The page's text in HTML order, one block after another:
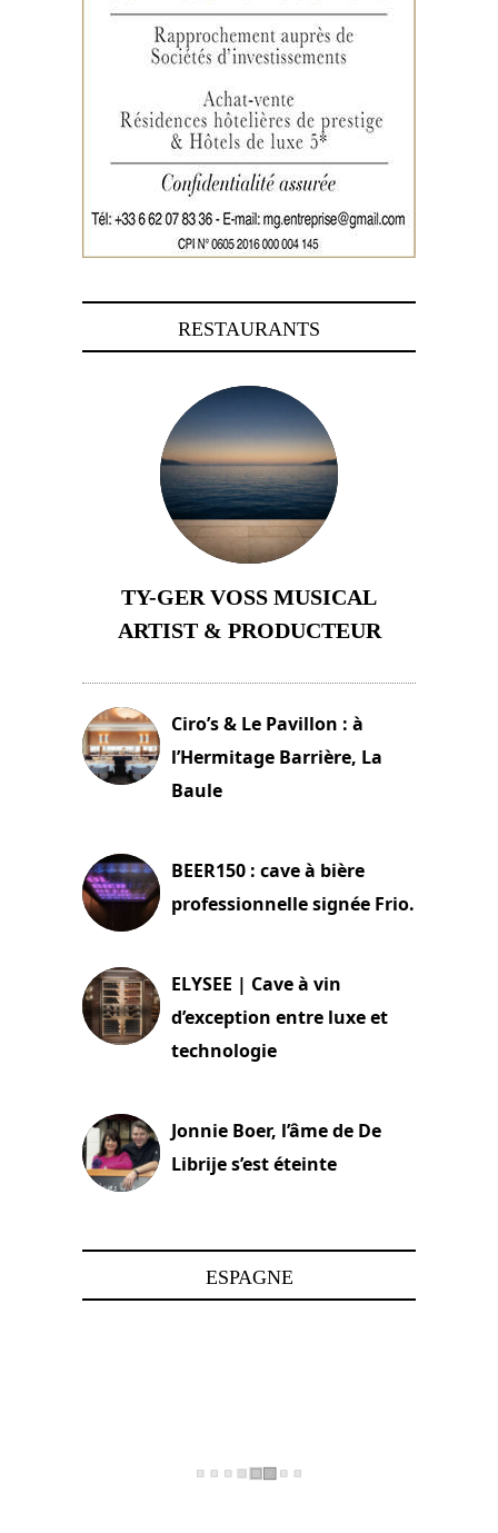
RESTAURANTS
TY-GER VOSS MUSICAL
ARTIST & PRODUCTEUR
Ciro’s & Le Pavillon : à
l’Hermitage Barrière, La
Baule
BEER150 : cave à bière
professionnelle signée Frio.
ELYSEE | Cave à vin
d’exception entre luxe et
technologie
Jonnie Boer, l’âme de De
Librije s’est éteinte
ESPAGNE